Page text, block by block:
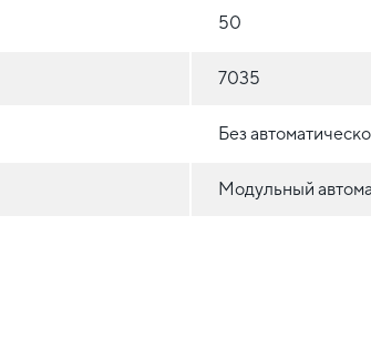
50
7035
Без
Модульный